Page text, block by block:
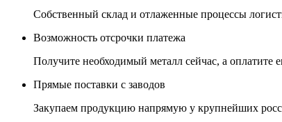
Собственный склад и отлаженные процессы
Возможность отсрочки платежа
Получите необходимый металл сейчас, а оплатите
Прямые поставки с заводов
Закупаем продукцию напрямую у крупнейших